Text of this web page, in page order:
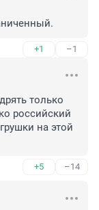
+1 –1
только
российский
на этой
+5 –14